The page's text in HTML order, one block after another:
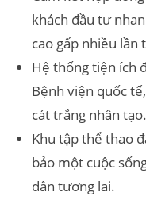
khách đầu tư
cao gấp nhiều lần
Hệ thống tiện ích
Bệnh viện quốc
cát trắng nhân tạo.
Khu tập thể thao
bảo một cuộc
dân tương lai.